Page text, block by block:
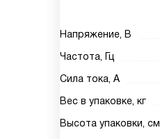
Напряжение, В
Частота, Гц
Сила тока, А
Вес в упаковке, кг
Высота упаковки, см